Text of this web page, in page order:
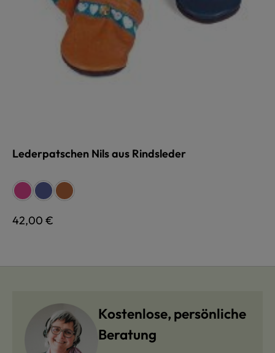
Lederpatschen Nils aus Rindsleder
Farbe auswählen
pink blau cognac
Regulärer Preis:
42,00 €
Kostenlose, persönliche
Beratung